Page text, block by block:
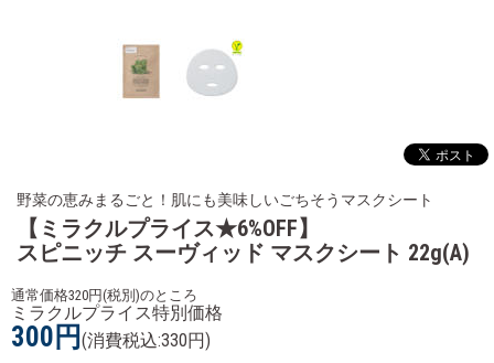
野菜の恵みまるごと！肌にも美味しいごちそうマスクシート
【ミラクルプライス★6%OFF】
スピニッチ スーヴィッド マスクシート 22g(A)
通常価格320円(税別)のところ
ミラクルプライス特別価格
300円 (消費税込:330円)